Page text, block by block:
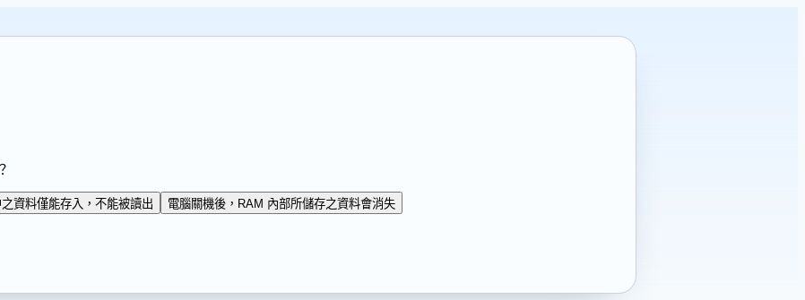
之資料僅能存入，不能被讀出 電腦關機後，RAM 內部所儲存之資料會消失